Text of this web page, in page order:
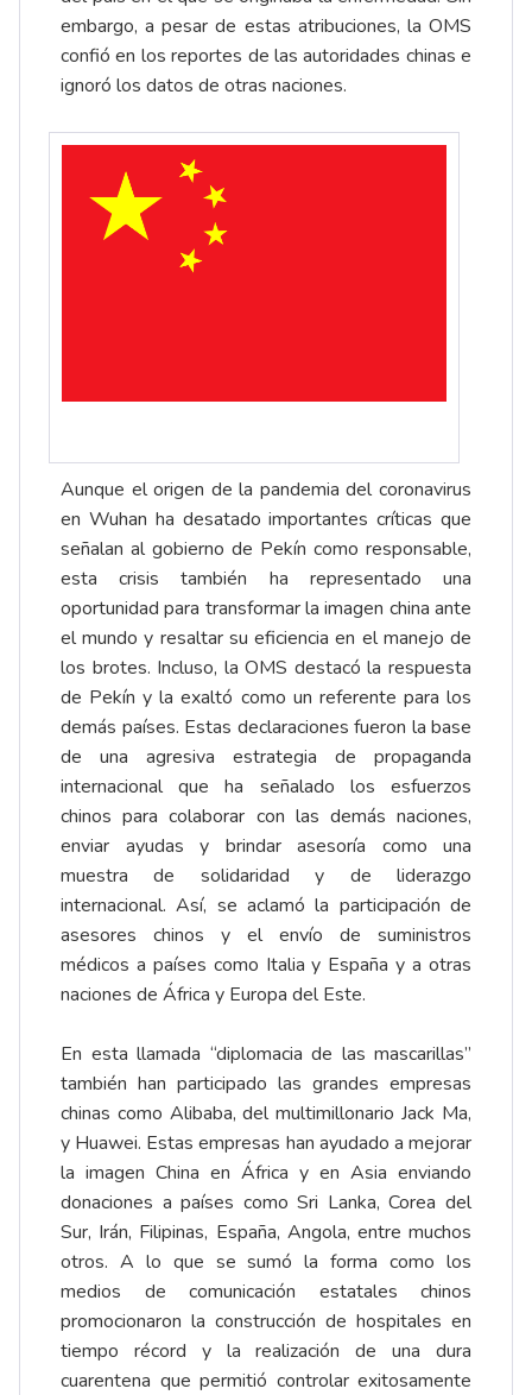
embargo, a pesar de estas atribuciones, la OMS
confió en los reportes de las autoridades chinas e
ignoró los datos de otras naciones.
Aunque el origen de la pandemia del coronavirus
en Wuhan ha desatado importantes críticas que
señalan al gobierno de Pekín como responsable,
esta crisis también ha representado una
oportunidad para transformar la imagen china ante
el mundo y resaltar su eficiencia en el manejo de
los brotes. Incluso, la OMS destacó la respuesta
de Pekín y la exaltó como un referente para los
demás países. Estas declaraciones fueron la base
de una agresiva estrategia de propaganda
internacional que ha señalado los esfuerzos
chinos para colaborar con las demás naciones,
enviar ayudas y brindar asesoría como una
muestra de solidaridad y de liderazgo
internacional. Así, se aclamó la participación de
asesores chinos y el envío de suministros
médicos a países como Italia y España y a otras
naciones de África y Europa del Este.
En esta llamada “diplomacia de las mascarillas”
también han participado las grandes empresas
chinas como Alibaba, del multimillonario Jack Ma,
y Huawei. Estas empresas han ayudado a mejorar
la imagen China en África y en Asia enviando
donaciones a países como Sri Lanka, Corea del
Sur, Irán, Filipinas, España, Angola, entre muchos
otros. A lo que se sumó la forma como los
medios de comunicación estatales chinos
promocionaron la construcción de hospitales en
tiempo récord y la realización de una dura
cuarentena que permitió controlar exitosamente